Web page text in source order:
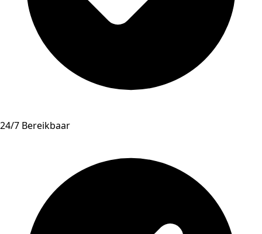
24/7 Bereikbaar